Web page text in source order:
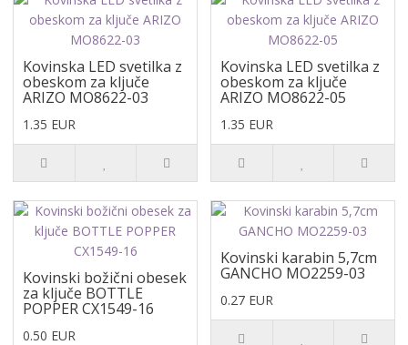
Kovinska LED svetilka z
obeskom za ključe
ARIZO MO8622-03
1.35 EUR
Kovinska LED svetilka z
obeskom za ključe
ARIZO MO8622-05
1.35 EUR
Kovinski božični obesek
za ključe BOTTLE
POPPER CX1549-16
0.50 EUR
Kovinski karabin 5,7cm
GANCHO MO2259-03
0.27 EUR